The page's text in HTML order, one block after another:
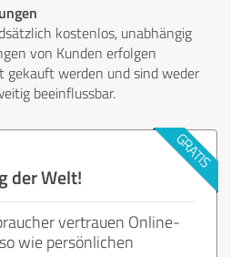
kostenlos, unabhängig
von Kunden erfolgen
gekauft werden und sind weder
beeinflussbar.
der Welt!
vertrauen Online-
wie persönlichen